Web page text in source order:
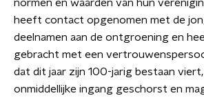
normen en waarden van hun
heeft contact opgenomen met de
deelnamen aan de ontgroening en
gebracht met een
dat dit jaar zijn 100-jarig bestaan
onmiddellijke ingang geschorst en